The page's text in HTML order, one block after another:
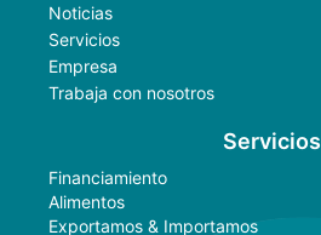
Noticias
Servicios
Empresa
Trabaja con nosotros
Servicios
Financiamiento
Alimentos
Exportamos & Importamos